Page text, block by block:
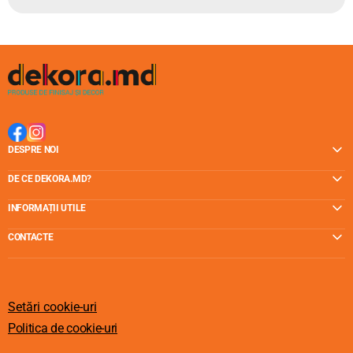
DESPRE NOI
DE CE DEKORA.MD?
INFORMAȚII UTILE
CONTACTE
Setări cookie-uri
Politica de cookie-uri